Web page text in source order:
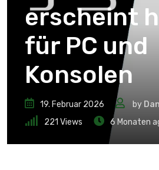
erscheint
für PC und
Konsolen
19. Februar 2026 by
221 Views 6 Monaten